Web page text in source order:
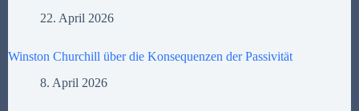
22. April 2026
Winston Churchill über die Konsequenzen der Passivität
8. April 2026